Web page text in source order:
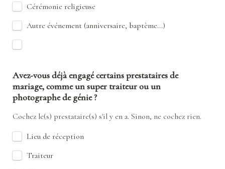
Cérémonie religieuse
Autre événement (anniversaire, baptème...)
Avez-vous déjà engagé certains prestataires de
mariage, comme un super traiteur ou un
photographe de génie ?
Cochez le(s) prestataire(s) s'il y en a. Sinon, ne cochez rien.
Lieu de réception
Traiteur